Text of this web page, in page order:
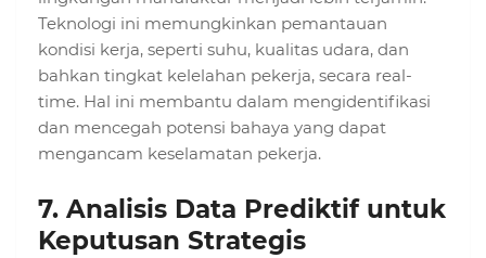
Teknologi ini memungkinkan pemantauan
kondisi kerja, seperti suhu, kualitas udara, dan
bahkan tingkat kelelahan pekerja, secara real-
time. Hal ini membantu dalam mengidentifikasi
dan mencegah potensi bahaya yang dapat
mengancam keselamatan pekerja.
7. Analisis Data Prediktif untuk
Keputusan Strategis